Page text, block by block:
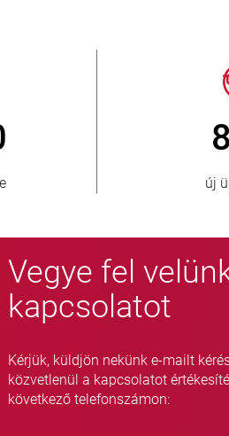
ország
Vegye fel
kapcsolatot
Kérjük, küldjön nekünk e-mailt
közvetlenül a kapcsolatot
következő telefonszámon: